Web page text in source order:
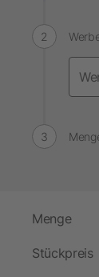
Menge
Stückpreis